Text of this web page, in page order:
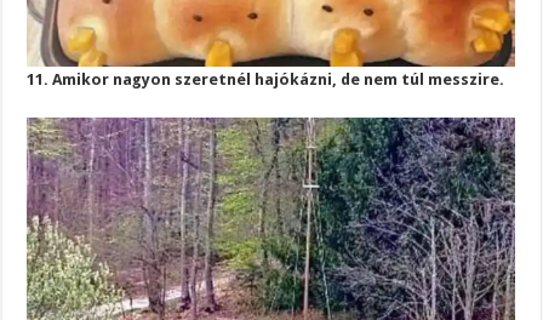
11. Amikor nagyon szeretnél hajókázni, de nem túl messzire.